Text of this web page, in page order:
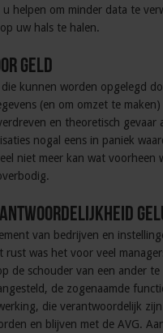
u helpen om minder data te
uw hals te halen.
Geld
kunnen worden opgelegd
(en om omzet te
en theoretisch gevaar
nogal eens in paniek
niet meer kan wat voorheen
van bedrijven en
was het voor veel
de schouder van een ander te
de zogenaamde
die verantwoordelijk
en blijven met de AVG.